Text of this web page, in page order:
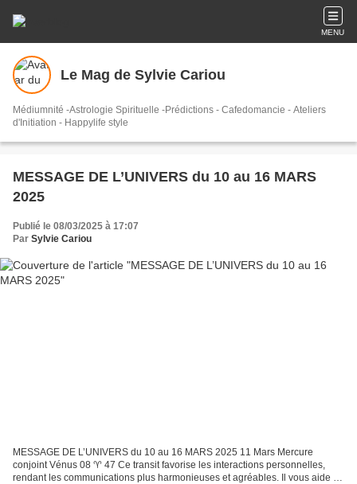
MENU
Le Mag de Sylvie Cariou
Médiumnité -Astrologie Spirituelle -Prédictions - Cafedomancie - Ateliers
d'Initiation - Happylife style
MESSAGE DE L’UNIVERS du 10 au 16 MARS
2025
Publié le 08/03/2025 à 17:07
Par Sylvie Cariou
MESSAGE DE L’UNIVERS du 10 au 16 MARS 2025 11 Mars Mercure
conjoint Vénus 08 ♈ 47 Ce transit favorise les interactions personnelles,
rendant les communications plus harmonieuses et agréables. Il vous aide à